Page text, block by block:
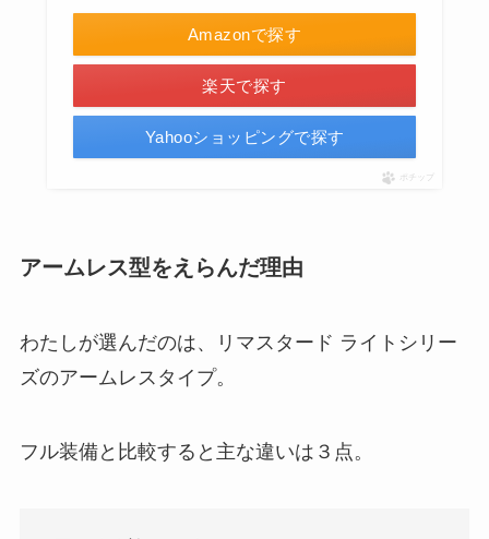
Amazonで探す
楽天で探す
Yahooショッピングで探す
ポチップ
アームレス型をえらんだ理由
わたしが選んだのは、リマスタード ライトシリー
ズのアームレスタイプ。
フル装備と比較すると主な違いは３点。